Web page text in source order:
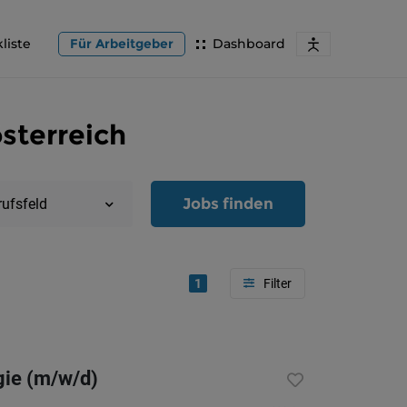
Dashboard
Für Arbeitgeber
Jobs finden
1
(m/w/d)